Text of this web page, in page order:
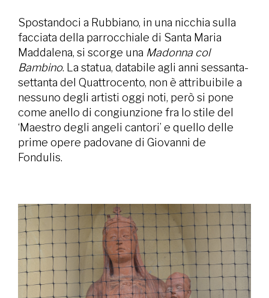
Spostandoci a Rubbiano, in una nicchia sulla
facciata della parrocchiale di Santa Maria
Maddalena, si scorge una Madonna col
Bambino. La statua, databile agli anni sessanta-
settanta del Quattrocento, non è attribuibile a
nessuno degli artisti oggi noti, però si pone
come anello di congiunzione fra lo stile del
‘Maestro degli angeli cantori’ e quello delle
prime opere padovane di Giovanni de
Fondulis.